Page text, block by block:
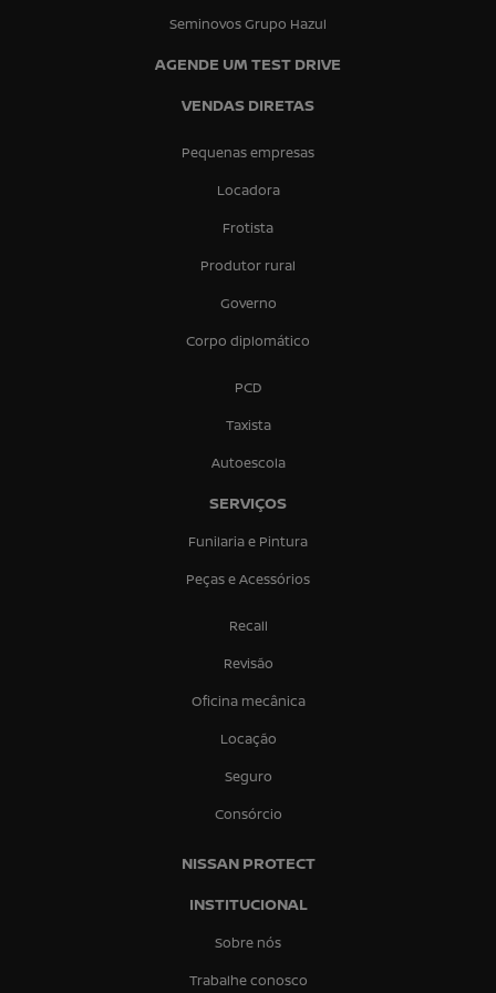
Seminovos Grupo Hazul
AGENDE UM TEST DRIVE
VENDAS DIRETAS
Pequenas empresas
Locadora
Frotista
Produtor rural
Governo
Corpo diplomático
PCD
Taxista
Autoescola
SERVIÇOS
Funilaria e Pintura
Peças e Acessórios
Recall
Revisão
Oficina mecânica
Locação
Seguro
Consórcio
NISSAN PROTECT
INSTITUCIONAL
Sobre nós
Trabalhe conosco